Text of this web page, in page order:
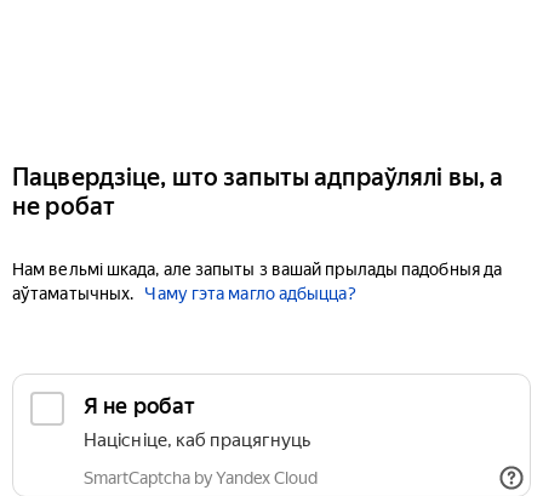
Пацвердзіце, што запыты адпраўлялі вы, а
не робат
Нам вельмі шкада, але запыты з вашай прылады падобныя да
аўтаматычных.
Чаму гэта магло адбыцца?
Я не робат
Націсніце, каб працягнуць
SmartCaptcha by Yandex Cloud